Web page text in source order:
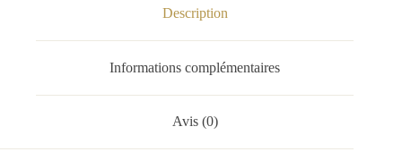
Description
Informations complémentaires
Avis (0)